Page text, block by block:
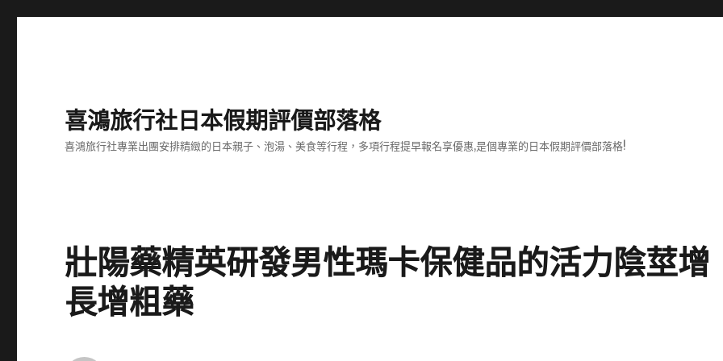
喜鴻旅行社日本假期評價部落格
喜鴻旅行社專業出團安排精緻的日本親子、泡湯、美食等行程，多項行程提早報名享優惠,是個專業的日本假期評價部落格!
壯陽藥精英研發男性瑪卡保健品的活力陰莖增
長增粗藥